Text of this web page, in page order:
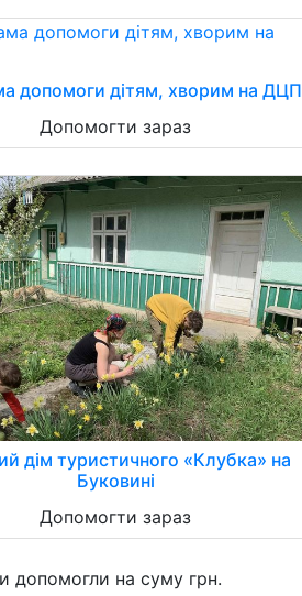
допомоги дітям, хворим на ДЦП
Допомогти зараз
дім туристичного «Клубка» на
Буковині
Допомогти зараз
допомогли на суму грн.